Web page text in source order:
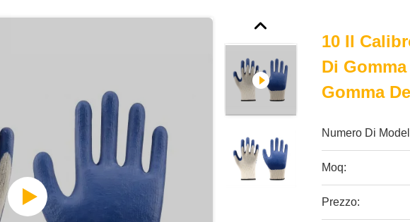
10 Il
Di
Gomma
Numero Di
Moq:
Prezzo: